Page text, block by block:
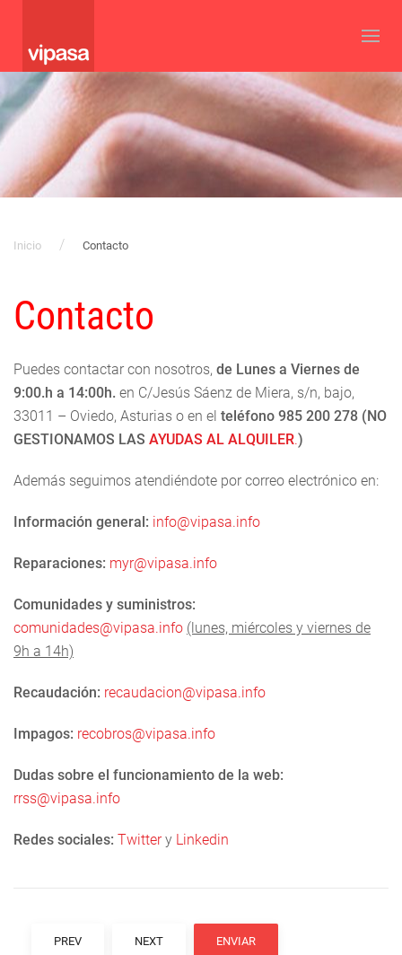
Inicio Contacto
Contacto
Puedes contactar con nosotros, de Lunes a Viernes de
9:00.h a 14:00h. en C/Jesús Sáenz de Miera, s/n, bajo,
33011 – Oviedo, Asturias o en el teléfono 985 200 278 (NO
GESTIONAMOS LAS AYUDAS AL ALQUILER.)
Además seguimos atendiéndote por correo electrónico en:
Información general: info@vipasa.info
Reparaciones: myr@vipasa.info
Comunidades y suministros:
comunidades@vipasa.info (lunes, miércoles y viernes de
9h a 14h)
Recaudación: recaudacion@vipasa.info
Impagos: recobros@vipasa.info
Dudas sobre el funcionamiento de la web:
rrss@vipasa.info
Redes sociales: Twittery Linkedin
PREV NEXT ENVIAR